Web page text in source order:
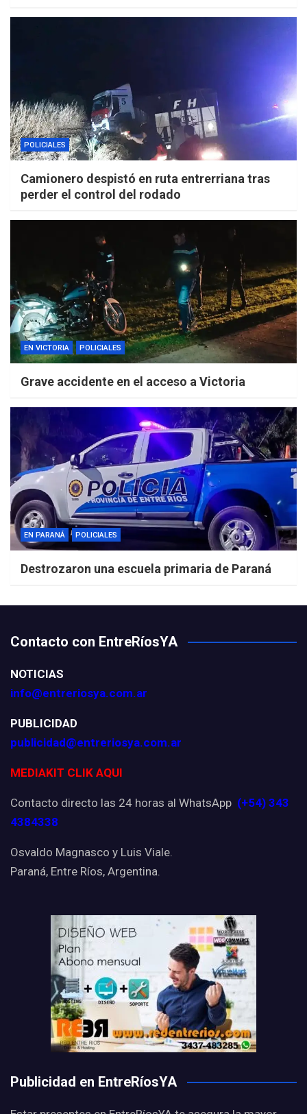
POLICIALES
Camionero despistó en ruta entrerriana tras
perder el control del rodado
EN VICTORIA POLICIALES
Grave accidente en el acceso a Victoria
EN PARANÁ POLICIALES
Destrozaron una escuela primaria de Paraná
Contacto con EntreRíosYA
NOTICIAS
info@entreriosya.com.ar
PUBLICIDAD
publicidad@entreriosya.com.ar
MEDIAKIT CLIK AQUI
Contacto directo las 24 horas al WhatsApp (+54) 343
4384338
Osvaldo Magnasco y Luis Viale.
Paraná, Entre Ríos, Argentina.
Publicidad en EntreRíosYA